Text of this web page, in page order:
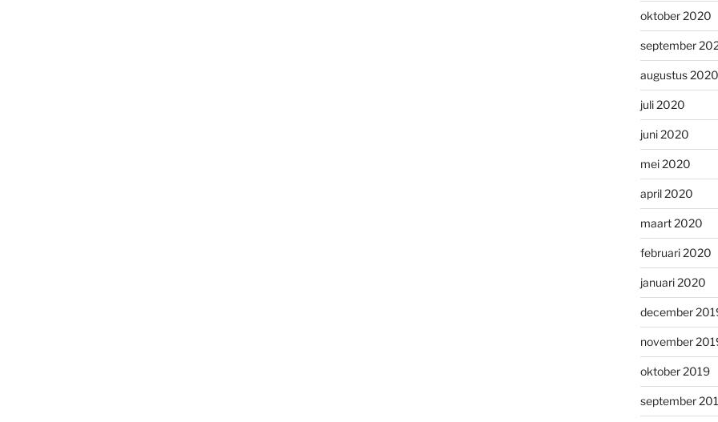
oktober 2020
september
augustus 2020
juli 2020
juni 2020
mei 2020
april 2020
maart 2020
februari 2020
januari 2020
december
november
oktober 2019
september